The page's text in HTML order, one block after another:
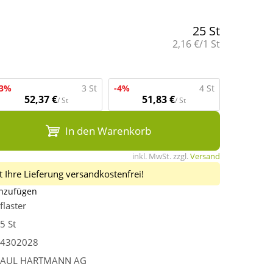
25 St
Grundpreis:
2,16 €/1 St
3 St
52,37 €/ St
-4% 4 St
51,83 €/ St
In den Warenkorb
inkl. MwSt. zzgl.Versand
Lieferung versandkostenfrei!
St
HARTMANN AG